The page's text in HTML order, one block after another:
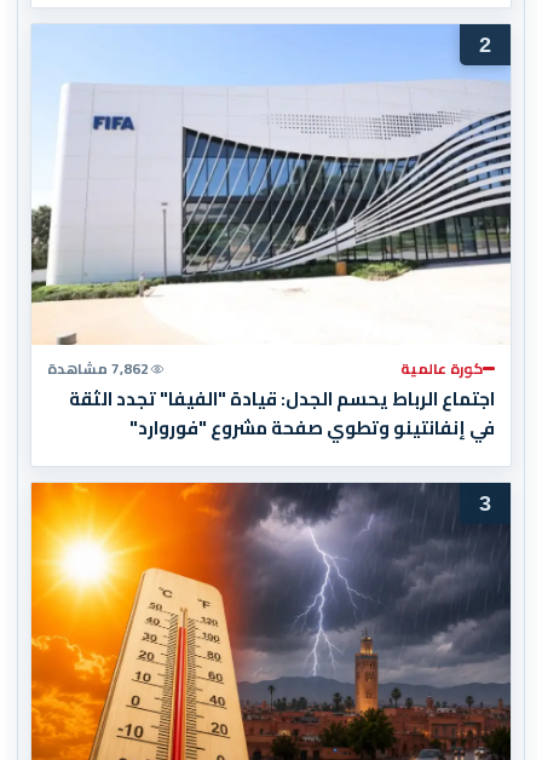
2
كورة عالمية 7,862 مشاهدة
اجتماع الرباط يحسم الجدل: قيادة "الفيفا" تجدد الثقة
في إنفانتينو وتطوي صفحة مشروع "فوروارد"
3